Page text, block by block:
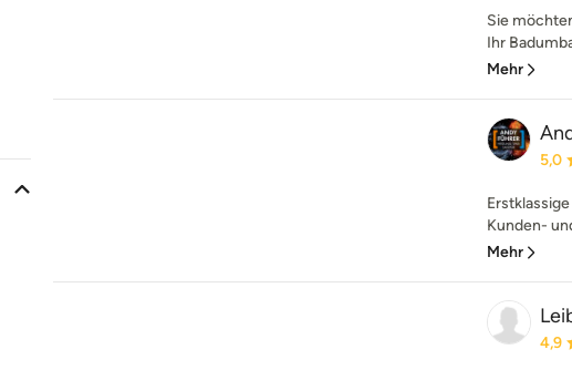
Sie
Ihr
Mehr
5,0
Kunden-
Mehr
4,9